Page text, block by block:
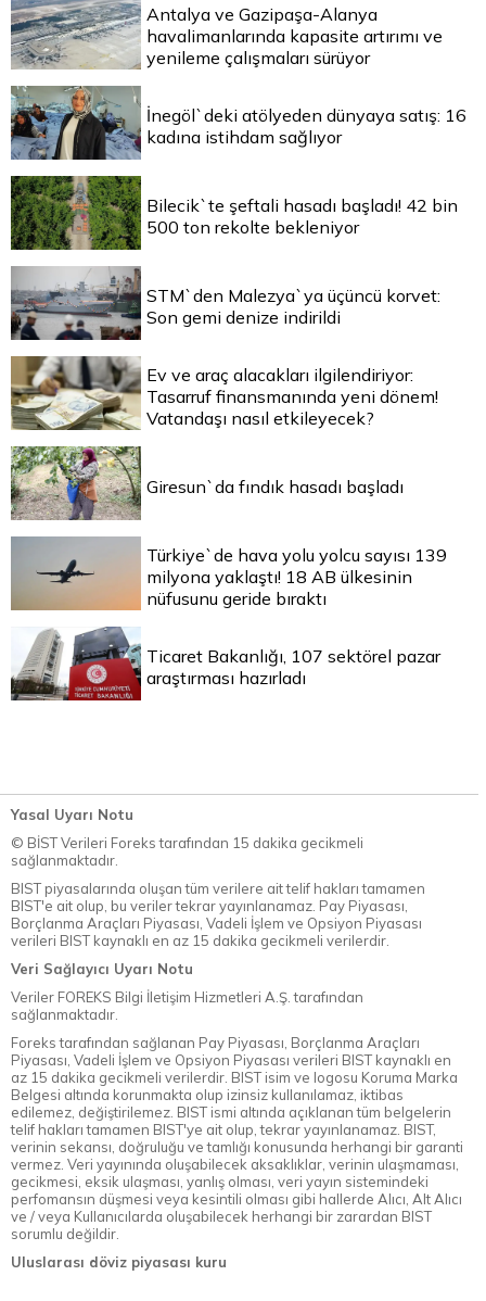
Antalya ve Gazipaşa-Alanya
havalimanlarında kapasite artırımı ve
yenileme çalışmaları sürüyor
İnegöl`deki atölyeden dünyaya satış: 16
kadına istihdam sağlıyor
Bilecik`te şeftali hasadı başladı! 42 bin
500 ton rekolte bekleniyor
STM`den Malezya`ya üçüncü korvet:
Son gemi denize indirildi
Ev ve araç alacakları ilgilendiriyor:
Tasarruf finansmanında yeni dönem!
Vatandaşı nasıl etkileyecek?
Giresun`da fındık hasadı başladı
Türkiye`de hava yolu yolcu sayısı 139
milyona yaklaştı! 18 AB ülkesinin
nüfusunu geride bıraktı
Ticaret Bakanlığı, 107 sektörel pazar
araştırması hazırladı
Yasal Uyarı Notu
© BİST Verileri Foreks tarafından 15 dakika gecikmeli
sağlanmaktadır.
BIST piyasalarında oluşan tüm verilere ait telif hakları tamamen
BIST'e ait olup, bu veriler tekrar yayınlanamaz. Pay Piyasası,
Borçlanma Araçları Piyasası, Vadeli İşlem ve Opsiyon Piyasası
verileri BIST kaynaklı en az 15 dakika gecikmeli verilerdir.
Veri Sağlayıcı Uyarı Notu
Veriler FOREKS Bilgi İletişim Hizmetleri A.Ş. tarafından
sağlanmaktadır.
Foreks tarafından sağlanan Pay Piyasası, Borçlanma Araçları
Piyasası, Vadeli İşlem ve Opsiyon Piyasası verileri BIST kaynaklı en
az 15 dakika gecikmeli verilerdir. BIST isim ve logosu Koruma Marka
Belgesi altında korunmakta olup izinsiz kullanılamaz, iktibas
edilemez, değiştirilemez. BIST ismi altında açıklanan tüm belgelerin
telif hakları tamamen BIST'ye ait olup, tekrar yayınlanamaz. BIST,
verinin sekansı, doğruluğu ve tamlığı konusunda herhangi bir garanti
vermez. Veri yayınında oluşabilecek aksaklıklar, verinin ulaşmaması,
gecikmesi, eksik ulaşması, yanlış olması, veri yayın sistemindeki
perfomansın düşmesi veya kesintili olması gibi hallerde Alıcı, Alt Alıcı
ve / veya Kullanıcılarda oluşabilecek herhangi bir zarardan BIST
sorumlu değildir.
Uluslarası döviz piyasası kuru